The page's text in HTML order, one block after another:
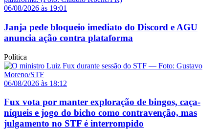
06/08/2026 às 19:01
Janja pede bloqueio imediato do Discord e AGU
anuncia ação contra plataforma
Política
06/08/2026 às 18:12
Fux vota por manter exploração de bingos, caça-
níqueis e jogo do bicho como contravenção, mas
julgamento no STF é interrompido